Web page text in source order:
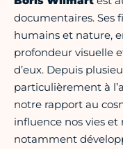
documentaires. Ses
humains et nature,
profondeur visuelle
d’eux. Depuis
particulièrement à
notre rapport au
influence nos vies
notamment